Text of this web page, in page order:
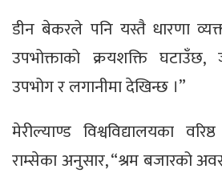
डीन बेकरले पनि यस्तै धारणा
उपभोक्ताको क्रयशक्ति
उपभोग र लगानीमा देखिन्छ ।”
मेरील्याण्ड विश्वविद्यालयका
राम्सेका अनुसार, “श्रम बजारको